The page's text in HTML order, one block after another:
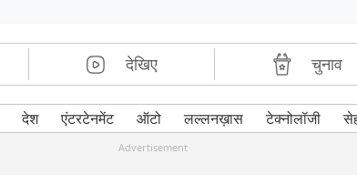
देखिए चुनाव
देश एंटरटेनमेंट ऑटो लल्लनख़ास टेक्नोलॉजी
Advertisement